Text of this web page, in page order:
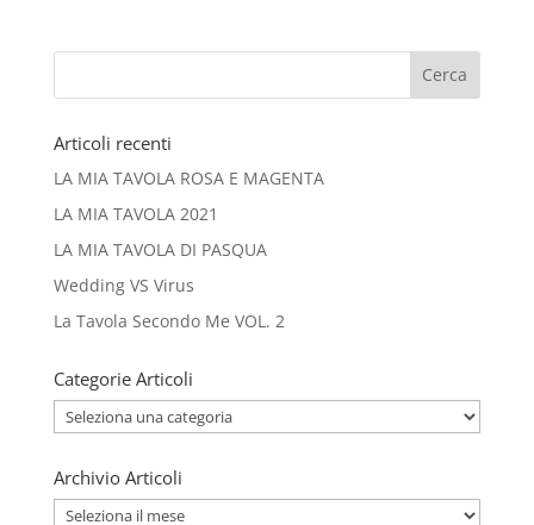
Articoli recenti
LA MIA TAVOLA ROSA E MAGENTA
LA MIA TAVOLA 2021
LA MIA TAVOLA DI PASQUA
Wedding VS Virus
La Tavola Secondo Me VOL. 2
Categorie Articoli
Categorie
Articoli
Archivio Articoli
Archivio